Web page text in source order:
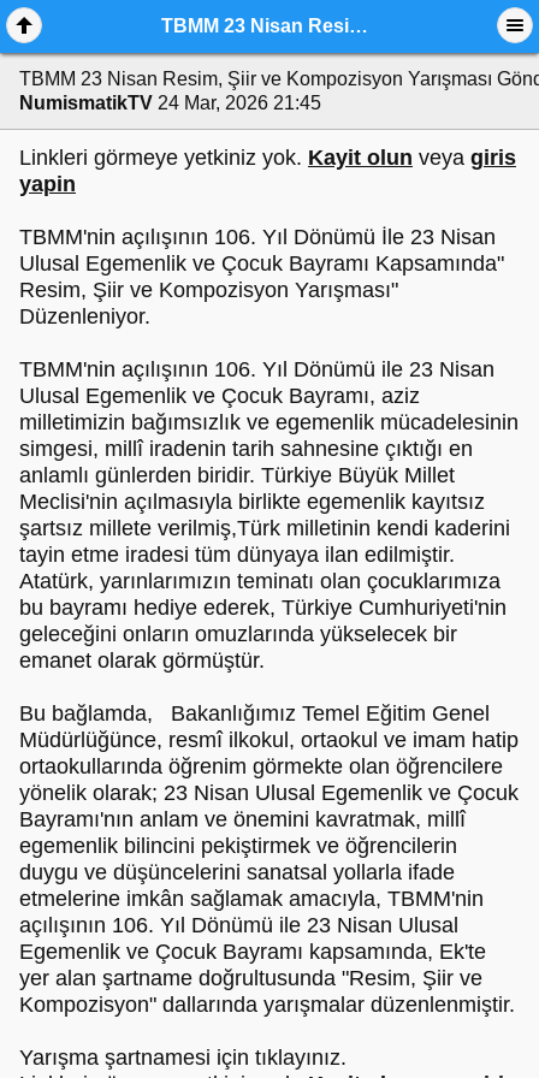
TBMM 23 Nisan Resim, Şiir ve Kompozisyon Yarışması
TBMM 23 Nisan Resim, Şiir ve Kompozisyon Yarışması
NumismatikTV 24 Mar, 2026 21:45
Linkleri görmeye yetkiniz yok. Kayit olun veya giris
yapin
TBMM'nin açılışının 106. Yıl Dönümü İle 23 Nisan
Ulusal Egemenlik ve Çocuk Bayramı Kapsamında"
Resim, Şiir ve Kompozisyon Yarışması"
Düzenleniyor.
TBMM'nin açılışının 106. Yıl Dönümü ile 23 Nisan
Ulusal Egemenlik ve Çocuk Bayramı, aziz
milletimizin bağımsızlık ve egemenlik mücadelesinin
simgesi, millî iradenin tarih sahnesine çıktığı en
anlamlı günlerden biridir. Türkiye Büyük Millet
Meclisi'nin açılmasıyla birlikte egemenlik kayıtsız
şartsız millete verilmiş,Türk milletinin kendi kaderini
tayin etme iradesi tüm dünyaya ilan edilmiştir.
Atatürk, yarınlarımızın teminatı olan çocuklarımıza
bu bayramı hediye ederek, Türkiye Cumhuriyeti'nin
geleceğini onların omuzlarında yükselecek bir
emanet olarak görmüştür.
Bu bağlamda, Bakanlığımız Temel Eğitim Genel
Müdürlüğünce, resmî ilkokul, ortaokul ve imam hatip
ortaokullarında öğrenim görmekte olan öğrencilere
yönelik olarak; 23 Nisan Ulusal Egemenlik ve Çocuk
Bayramı'nın anlam ve önemini kavratmak, millî
egemenlik bilincini pekiştirmek ve öğrencilerin
duygu ve düşüncelerini sanatsal yollarla ifade
etmelerine imkân sağlamak amacıyla, TBMM'nin
açılışının 106. Yıl Dönümü ile 23 Nisan Ulusal
Egemenlik ve Çocuk Bayramı kapsamında, Ek'te
yer alan şartname doğrultusunda "Resim, Şiir ve
Kompozisyon" dallarında yarışmalar düzenlenmiştir.
Yarışma şartnamesi için tıklayınız.